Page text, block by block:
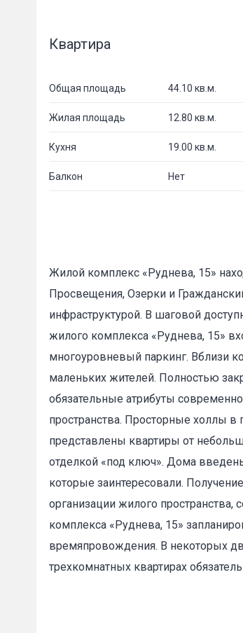
Квартира
Общая площадь 44.10 кв.м.
Жилая площадь 12.80 кв.м.
Кухня 19.00 кв.м.
Балкон Нет
Жилой комплекс «Руднева, 15»
Просвещения, Озерки и
инфраструктурой. В шаговой
жилого комплекса «Руднева, 15»
многоуровневый паркинг. Вблизи
маленьких жителей. Полностью
обязательные атрибуты
пространства. Просторные холлы
представлены квартиры от
отделкой «под ключ». Дома
которые заинтересовали.
организации жилого
комплекса «Руднева, 15»
времяпровождения. В некоторых
трехкомнатных квартирах